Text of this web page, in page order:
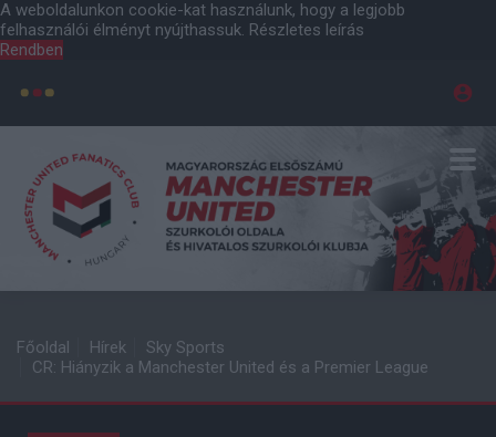
A weboldalunkon cookie-kat használunk, hogy a legjobb
felhasználói élményt nyújthassuk. Részletes leírás
Rendben
Főoldal Hírek
Sky Sports
CR: Hiányzik a Manchester United és a Premier League